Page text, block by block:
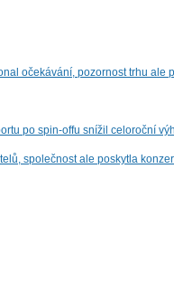
očekávání, pozornost trhu ale
po spin-offu snížil celoroční
společnost ale poskytla